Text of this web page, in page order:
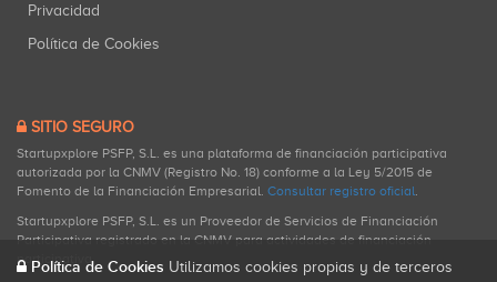
Privacidad
Política de Cookies
SITIO SEGURO
Startupxplore PSFP, S.L. es una plataforma de financiación participativa
autorizada por la CNMV (Registro No. 18) conforme a la Ley 5/2015 de
Fomento de la Financiación Empresarial. Consultar registro oficial
Startupxplore PSFP, S.L. es un Proveedor de Servicios de Financiación
Participativa registrado en la CNMV para actividades de financiación
participativa.
Política de Cookies Utilizamos cookies propias y de terceros